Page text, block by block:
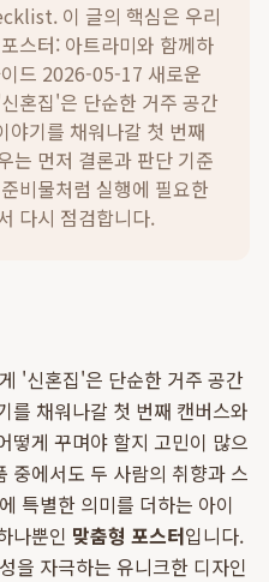
이 글의 핵심은 우리
스터: 아트라미와 함께하
드 2026-05-17 새로운
혼집'은 단순한 거주 공간
야기를 채워나갈 첫 번째
는 먼저 결론과 판단 기준
비물처럼 실행에 필요한
다시 점검합니다.
'신혼집'은 단순한 거주 공간
를 채워나갈 첫 번째 캔버스와
떻게 꾸며야 할지 고민이 많으
중에서도 두 사람의 취향과 스
특별한 의미를 더하는 아이
나뿐인 맞춤형 포스터입니다.
을 자극하는 유니크한 디자인